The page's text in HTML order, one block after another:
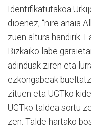
Identifikatutakoa
dioenez, “nire anaia
zuen altura handirik.
Bizkaiko labe
adinduak ziren eta
ezkongabeak
zituen eta UGTko
UGTko taldea sortu
zen. Talde hartako